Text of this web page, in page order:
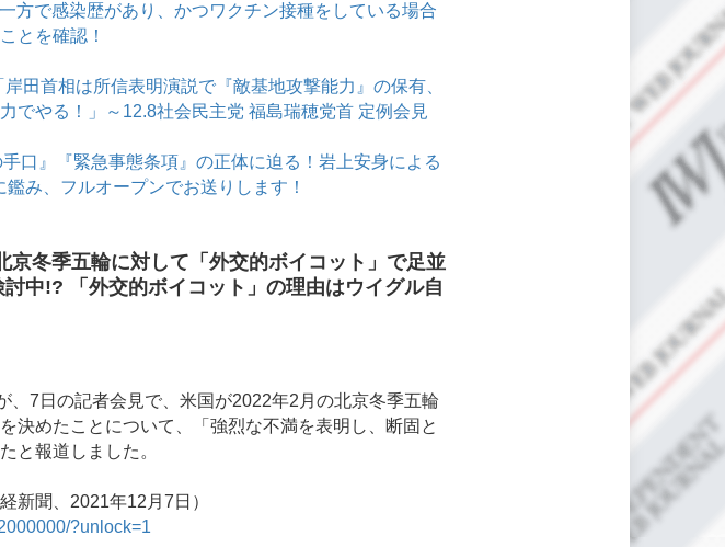
方で感染歴があり、かつワクチン接種をしている場合
とを確認！
田首相は所信表明演説で『敵基地攻撃能力』の保有、
でやる！」～12.8社会民主党 福島瑞穂党首 定例会見
口』『緊急事態条項』の正体に迫る！岩上安身による
み、フルオープンでお送りします！
冬季五輪に対して「外交的ボイコット」で足並
中!? 「外交的ボイコット」の理由はウイグル自
7日の記者会見で、米国が2022年2月の北京冬季五輪
決めたことについて、「強烈な不満を表明し、断固と
と報道しました。
聞、2021年12月7日）
?unlock=1